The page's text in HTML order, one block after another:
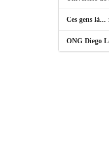
Ces gens
ONG Diego